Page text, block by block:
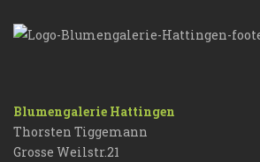
Blumengalerie Hattingen
Thorsten Tiggemann
Grosse Weilstr.21